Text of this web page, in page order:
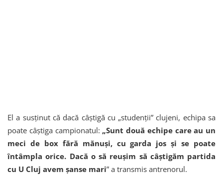
El a susținut că dacă câștigă cu „studenții” clujeni, echipa sa
poate câștiga campionatul: „Sunt două echipe care au un
meci de box fără mănuși, cu garda jos și se poate
întâmpla orice. Dacă o să reușim să câștigăm partida
cu U Cluj avem șanse mari” a transmis antrenorul.